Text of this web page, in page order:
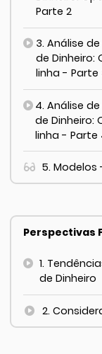
Parte 2
3. Análise
de Dinheiro:
linha - Parte
4. Análise
de Dinheiro:
linha - Parte
5. Modelos
Perspectivas
1.
de Dinheiro
2.